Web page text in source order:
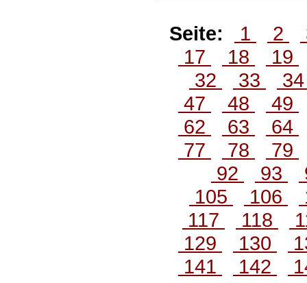
Seite: 1 2
17
18
19
32
33
47
48
49
62
63
64
77
78
79
92
93
105
106
117
118
129
130
141
142